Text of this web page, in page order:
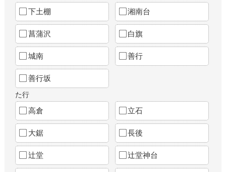
下土棚 湘南台
菖蒲沢 白旗
城南 善行
善行坂
た行
高倉 立石
大鋸 長後
辻堂 辻堂神台